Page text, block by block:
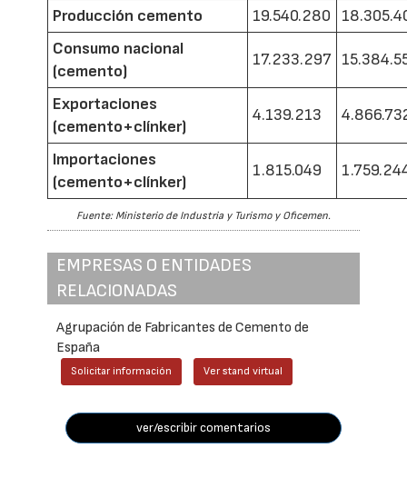
Producción cemento 19.540.280
Consumo nacional
(cemento)
17.233.297
Exportaciones
(cemento+clínker)
4.139.213
Importaciones
(cemento+clínker)
1.815.049
Fuente: Ministerio de Industria y Turismo y Oficemen.
EMPRESAS O ENTIDADES
RELACIONADAS
Agrupación de Fabricantes de Cemento de
España
Solicitar información Ver stand virtual
ver/escribir comentarios